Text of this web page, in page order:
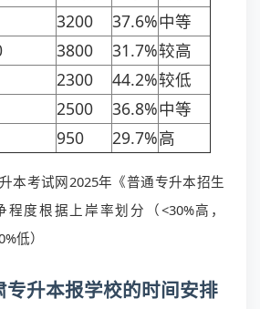
3200 37.6%中等
3800 31.7%较高
2300 44.2%较低
2500 36.8%中等
950 29.7%高
本考试网2025年《普通专升本招生
度根据上岸率划分（<30%高，
低）
升本报学校的时间安排